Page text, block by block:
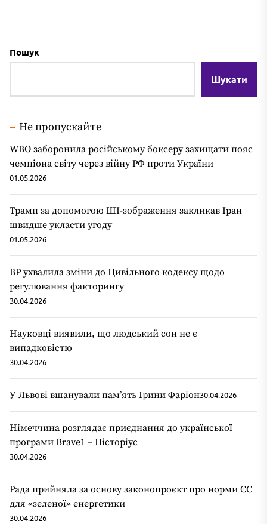
Пошук
Шукати
Не пропускайте
WBO заборонила російському боксеру захищати пояс
чемпіона світу через війну РФ проти України
01.05.2026
Трамп за допомогою ШІ-зображення закликав Іран
швидше укласти угоду
01.05.2026
ВР ухвалила зміни до Цивільного кодексу щодо
регулювання факторингу
30.04.2026
Науковці виявили, що людський сон не є
випадковістю
30.04.2026
У Львові вшанували пам’ять Ірини Фаріон30.04.2026
Німеччина розглядає приєднання до української
програми Brave1 – Пісторіус
30.04.2026
Рада прийняла за основу законопроєкт про норми ЄС
для «зеленої» енергетики
30.04.2026